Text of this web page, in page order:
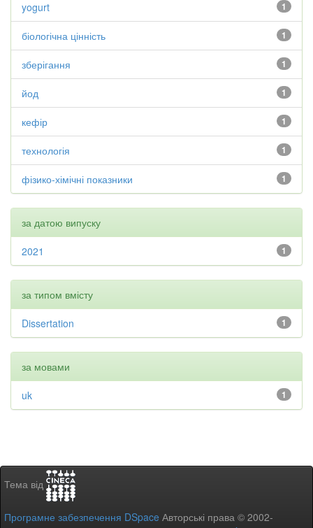
1
yogurt
1
біологічна цінність
1
зберігання
1
йод
1
кефір
1
технологія
1
фізико-хімічні показники
за датою випуску
1
2021
за типом вмісту
1
Dissertation
за мовами
1
uk
Тема від
Програмне забезпечення DSpace Авторські права © 2002-